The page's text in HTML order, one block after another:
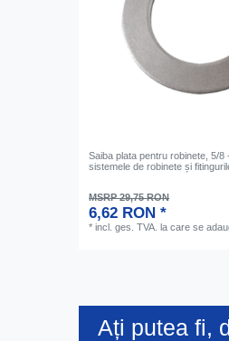
Saiba plata pentru robinete, 5/8
sistemele de robinete și
MSRP 29,75 RON
6,62 RON *
*incl. ges. TVA. la care se
Ați putea fi,